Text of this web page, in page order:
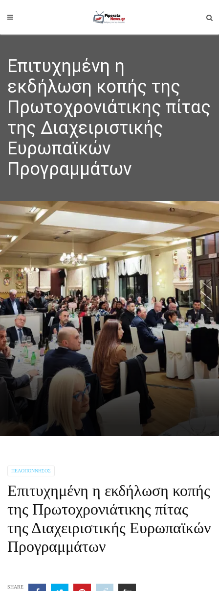
Επιτυχημένη η
εκδήλωση κοπής της
Πρωτοχρονιάτικης πίτας
της Διαχειριστικής
Ευρωπαϊκών
Προγραμμάτων
ΠΕΛΟΠΌΝΝΗΣΟΣ
Επιτυχημένη η εκδήλωση κοπής
της Πρωτοχρονιάτικης πίτας
της Διαχειριστικής Ευρωπαϊκών
Προγραμμάτων
SHARE